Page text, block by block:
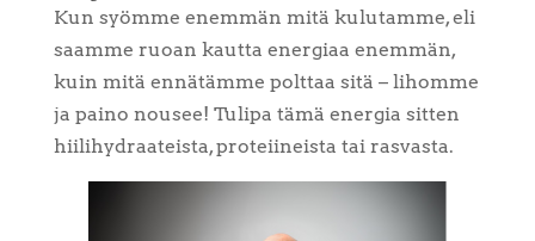
Kun syömme enemmän mitä kulutamme, eli
saamme ruoan kautta energiaa enemmän,
kuin mitä ennätämme polttaa sitä – lihomme
ja paino nousee! Tulipa tämä energia sitten
hiilihydraateista, proteiineista tai rasvasta.